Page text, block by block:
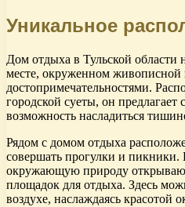
Уникальное
Дом отдыха в Тульской области
месте, окруженном живописной
достопримечательностями.
городской суеты, он предлагает
возможность насладиться
Рядом с домом отдыха
совершать прогулки и
окружающую природу
площадок для отдыха. Здесь
воздухе, наслаждаясь красотой